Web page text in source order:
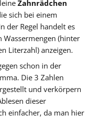
Zahnrädchen
sich bei einem
der Regel handelt es
Wassermengen (hinter
Literzahl) anzeigen.
schon in der
Die 3 Zahlen
und verkörpern
dieser
einfacher, da man hier